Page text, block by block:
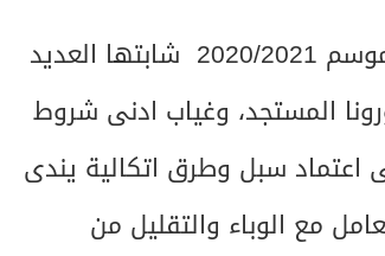
2021 شابتها العديد
المستجد، وغياب ادنى شروط
اعتماد سبل وطرق اتكالية يندى
مع الوباء والتقليل من